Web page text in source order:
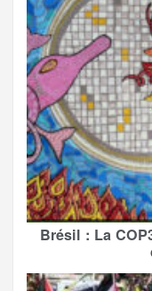
Brésil : La